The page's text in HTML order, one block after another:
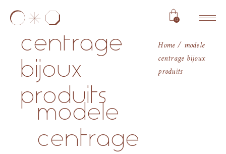
0
modele
centrage
bijoux
produits
Home
modele
centrage bijoux
produits
modele
centrage